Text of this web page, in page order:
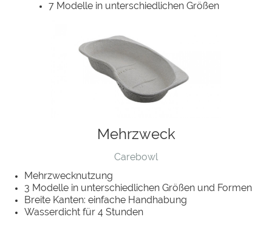
7 Modelle in unterschiedlichen Größen
Mehrzweck
Carebowl
Mehrzwecknutzung
3 Modelle in unterschiedlichen Größen und Formen
Breite Kanten: einfache Handhabung
Wasserdicht für 4 Stunden